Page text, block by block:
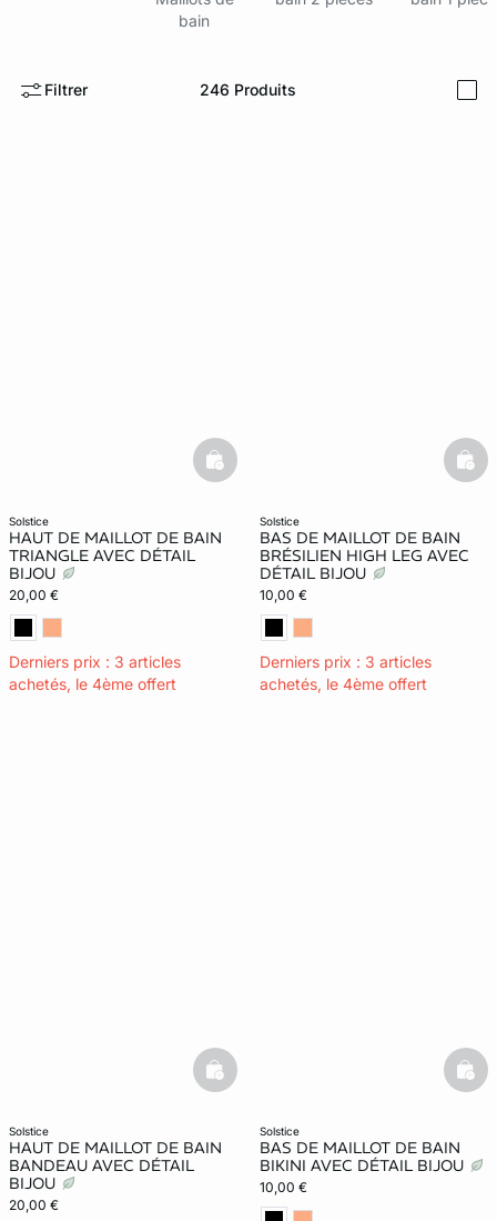
bain
Filtrer 246 Produits
solstice
HAUT DE MAILLOT DE BAIN
TRIANGLE AVEC DÉTAIL
BIJOU
20,00 €
Derniers prix : 3 articles
achetés, le 4ème offert
basketfull
solstice
BAS DE MAILLOT DE BAIN
BRÉSILIEN HIGH LEG AVEC
DÉTAIL BIJOU
10,00 €
Derniers prix : 3 articles
achetés, le 4ème offert
solstice
HAUT DE MAILLOT DE BAIN
BANDEAU AVEC DÉTAIL
BIJOU
20,00 €
basketfull
solstice
BAS DE MAILLOT DE BAIN
BIKINI AVEC DÉTAIL BIJOU
10,00 €